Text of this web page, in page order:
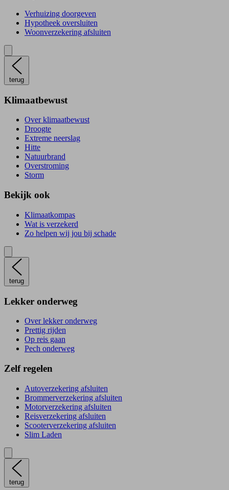
Verhuizing doorgeven
Hypotheek oversluiten
Woonverzekering afsluiten
terug
Klimaatbewust
Over klimaatbewust
Droogte
Extreme neerslag
Hitte
Natuurbrand
Overstroming
Storm
Bekijk ook
Klimaatkompas
Wat is verzekerd
Zo helpen wij jou bij schade
terug
Lekker onderweg
Over lekker onderweg
Prettig rijden
Op reis gaan
Pech onderweg
Zelf regelen
Autoverzekering afsluiten
Brommerverzekering afsluiten
Motorverzekering afsluiten
Reisverzekering afsluiten
Scooterverzekering afsluiten
Slim Laden
terug